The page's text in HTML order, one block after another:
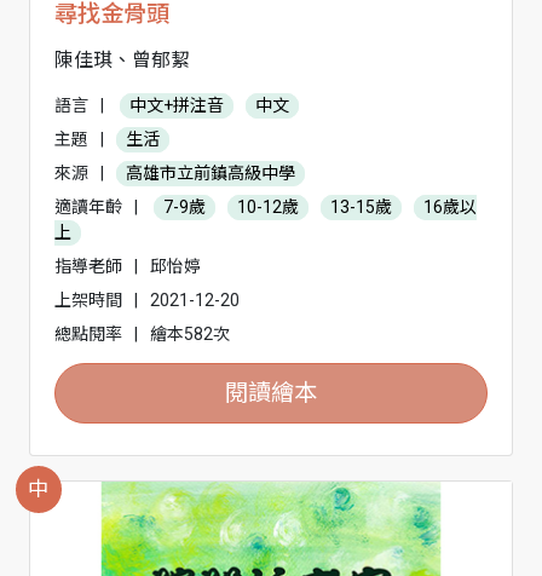
尋找金骨頭
陳佳琪、曾郁絜
語言 中文+拼注音
中文
主題
生活
來源
高雄市立前鎮高級中學
適讀年齡
7-9歲 10-12歲 13-15歲
16歲以
上
指導老師
邱怡婷
上架時間
2021-12-20
總點閱率
繪本582次
閱讀繪本
中